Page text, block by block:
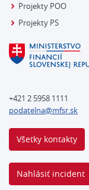
Projekty POO
Projekty PS
+421 2 5958 1111
podatelna@mfsr.sk
Všetky kontakty
Nahlásiť incident